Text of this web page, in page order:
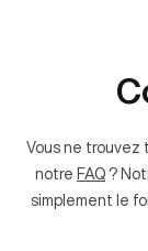
Vous ne trouvez
notre FAQ ?
simplement le